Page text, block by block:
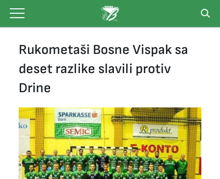
content
Rukometaši Bosne Vispak sa
deset razlike slavili protiv
Drine